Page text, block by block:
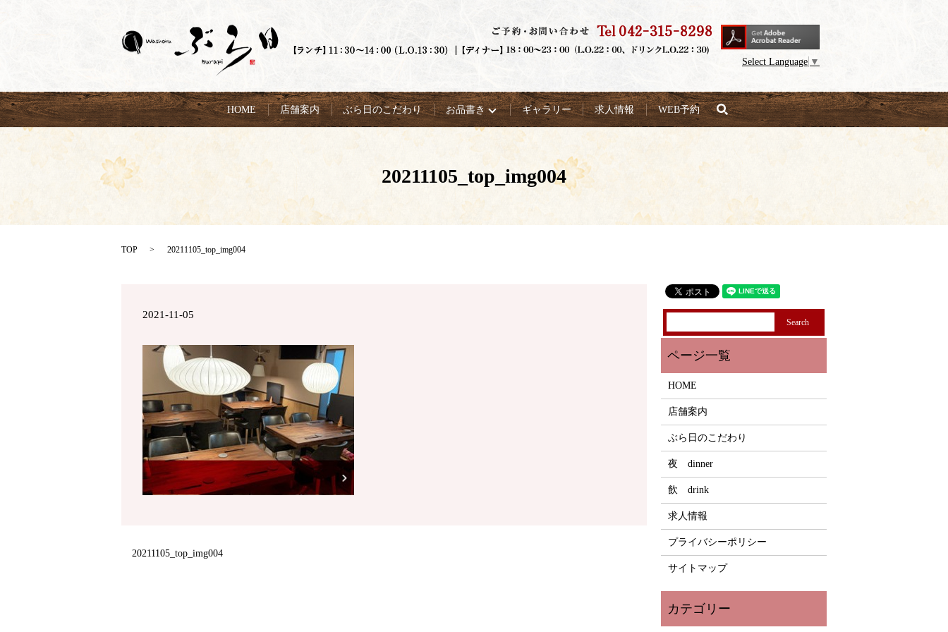
Select Language ▼
HOME 店舗案内 ぶら日のこだわり お品書き ギャラリー 求人情報 WEB予約 search
20211105_top_img004
TOP 20211105_top_img004
2021-11-05
20211105_top_img004
HOME
店舗案内
ぶら日のこだわり
夜 dinner
飲 drink
求人情報
プライバシーポリシー
サイトマップ